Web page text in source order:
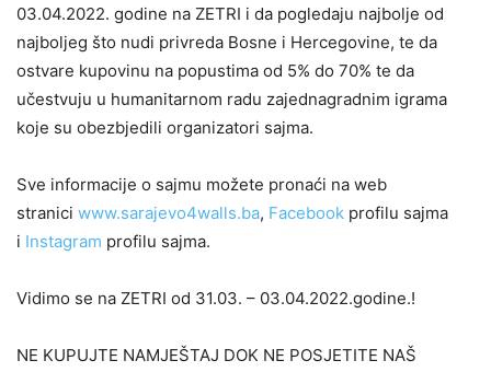
03.04.2022. godine na ZETRI i da pogledaju najbolje od
najboljeg što nudi privreda Bosne i Hercegovine, te da
ostvare kupovinu na popustima od 5% do 70% te da
učestvuju u humanitarnom radu zajednagradnim igrama
koje su obezbjedili organizatori sajma.
Sve informacije o sajmu možete pronaći na web
stranici www.sarajevo4walls.ba, Facebook profilu sajma
i Instagram profilu sajma.
Vidimo se na ZETRI od 31.03. – 03.04.2022.godine.!
NE KUPUJTE NAMJEŠTAJ DOK NE POSJETITE NAŠ